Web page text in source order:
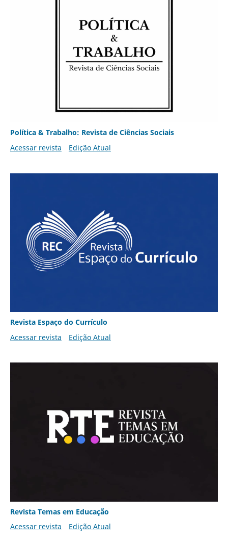
Política & Trabalho: Revista de Ciências Sociais
Acessar revista
Edição Atual
Revista Espaço do Currículo
Acessar revista
Edição Atual
Revista Temas em Educação
Acessar revista
Edição Atual